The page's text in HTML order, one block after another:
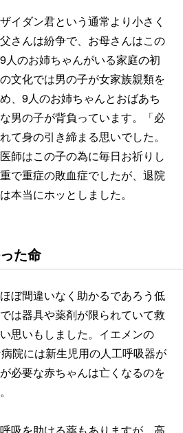
イダン君という通常より小さく
さんは紛争で、お母さんはこの
人のお姉ちゃんがいる家庭の初
文化では男の子が女家族親類を
、9人のお姉ちゃんとおばあち
男の子が背負っています。「必
て身の引き締まる思いでした。
師はこの子の為に毎日お祈りし
で重症の敗血症でしたが、退院
本当にホッとしました。
た命
ぼ間違いなく助かるであろう低
は器具や薬剤が限られていて救
思いもしました。イエメンの
院には新生児用の人工呼吸器が
必要な赤ちゃんは亡くなるのを
吸を助ける薬もありますが、高